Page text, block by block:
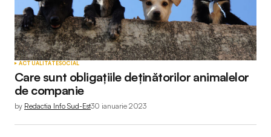
ACTUALITATESOCIAL
Care sunt obligațiile deținătorilor animalelor
de companie
by Redactia Info Sud-Est30 ianuarie 2023